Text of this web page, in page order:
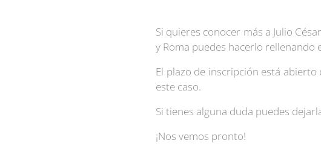
Si quieres conocer más a Julio
y Roma puedes hacerlo rellenando
El plazo de inscripción está
este caso.
Si tienes alguna duda puedes
¡Nos vemos pronto!